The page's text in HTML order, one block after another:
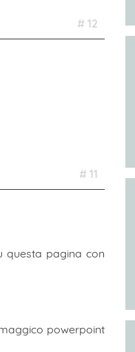
# 12
# 11
questa pagina con
powerpoint